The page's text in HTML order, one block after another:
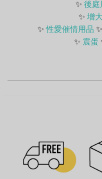
✨ 後庭
✨ 增
✨性愛催情用品 ✨
✨ 震蛋